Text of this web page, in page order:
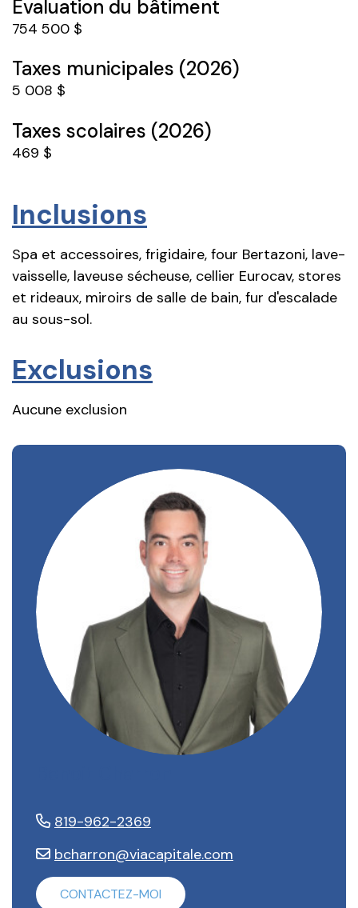
Évaluation du bâtiment
754 500 $
Taxes municipales (2026)
5 008 $
Taxes scolaires (2026)
469 $
Inclusions
Spa et accessoires, frigidaire, four Bertazoni, lave-
vaisselle, laveuse sécheuse, cellier Eurocav, stores
et rideaux, miroirs de salle de bain, fur d'escalade
au sous-sol.
Exclusions
Aucune exclusion
819-962-2369
bcharron@viacapitale.com
CONTACTEZ-MOI